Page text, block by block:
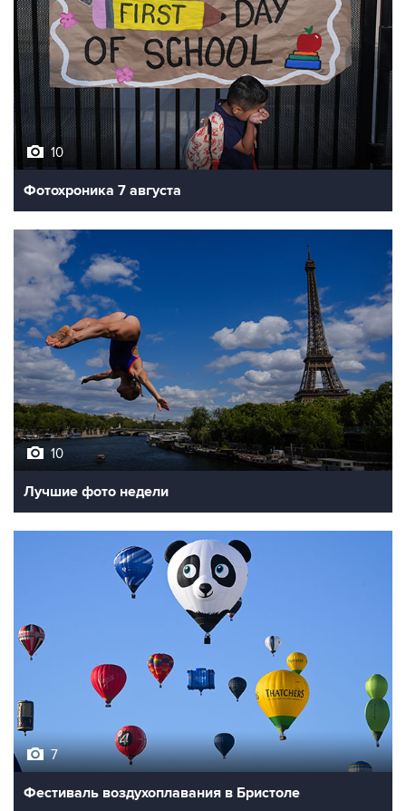
10
Фотохроника 7 августа
10
Лучшие фото недели
7
Фестиваль воздухоплавания в Бристоле